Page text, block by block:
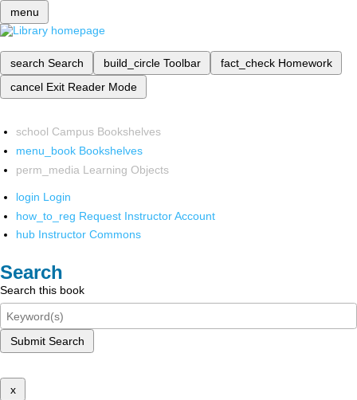
menu
search Search build_circle Toolbar fact_check Homework
cancel Exit Reader Mode
school Campus Bookshelves
menu_book Bookshelves
perm_media Learning Objects
login Login
how_to_reg Request Instructor Account
hub Instructor Commons
Search
Search this book
Submit Search
x